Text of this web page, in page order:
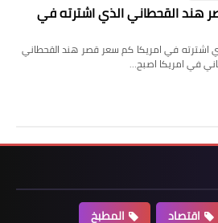
هند القحطاني الذي اشترته في
اشترته في امريكا كم سعر قصر هند القحطاني
في امريكا اصبح…
اقتصاد
المطبخ